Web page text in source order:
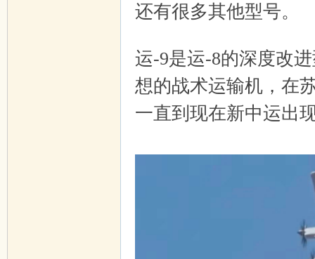
还有很多其他型号。
运-9是运-8的深度改
想的战术运输机，在
一直到现在新中运出